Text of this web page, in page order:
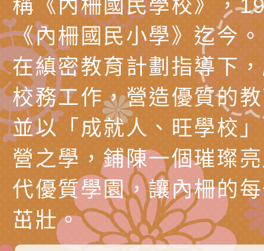
道安宣導影像素材
字稿及LCD託播影片
檢送行政院新聞傳播
月份公共服務政策溝
訊
檢送本市馬祖新村眷
區《植地有聲》主題
有關本市辦理115年
專注力研習營 「正
緒學習與生命教育(
梯次)」
檢送桃園市政府LED
字稿及LCD託播影片
函轉「2026台東博
海報電子檔及活動介
檢送桃園市政府家庭
「小桃家7月課程資
「HELLO新鮮人」
有關本局115年「暑
年─青春專案」LED
為配合政府政策宣導
稱《內柵國民學校》，
《內柵國民小學》迄今。
在縝密教育計劃指導下
校務工作，營造優質的
並以「成就人、旺學校
營之學，鋪陳一個璀璨
代優質學園，讓內柵的
茁壯。